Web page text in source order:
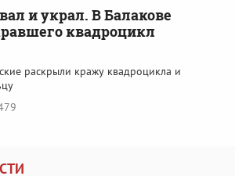
и украл. В Балакове
квадроцикл
раскрыли кражу квадроцикла и